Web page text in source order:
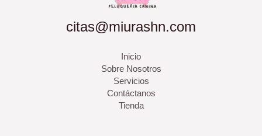
citas@miurashn.com
Inicio
Sobre Nosotros
Servicios
Contáctanos
Tienda